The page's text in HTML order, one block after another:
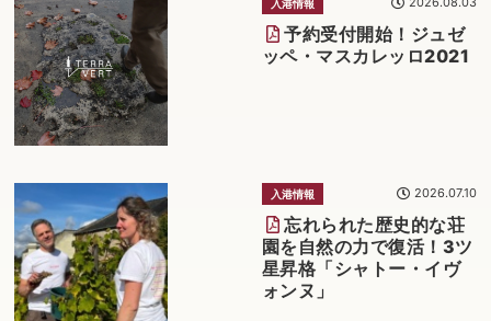
予約受付開始！ジュゼ
ッペ・マスカレッロ2021
入港情報
忘れられた歴史的な荘
園を自然の力で復活！3ツ
星昇格「シャトー・イヴ
ォンヌ」
入港情報 2026.07.10